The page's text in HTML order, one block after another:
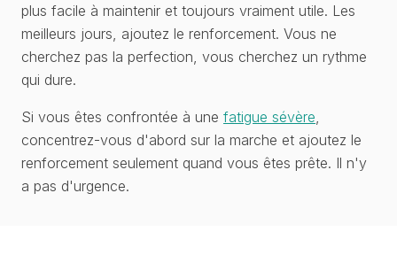
plus facile à maintenir et toujours vraiment utile. Les
meilleurs jours, ajoutez le renforcement. Vous ne
cherchez pas la perfection, vous cherchez un rythme
qui dure.
Si vous êtes confrontée à une fatigue sévère
concentrez-vous d'abord sur la marche et ajoutez le
renforcement seulement quand vous êtes prête. Il n'y
a pas d'urgence.